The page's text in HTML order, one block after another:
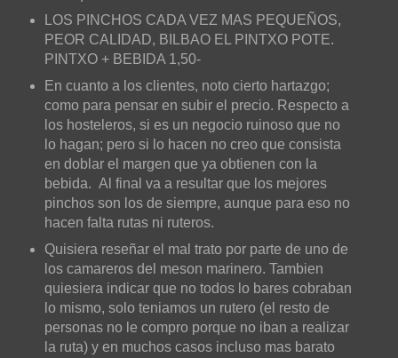
LOS PINCHOS CADA VEZ MAS PEQUEÑOS,
PEOR CALIDAD, BILBAO EL PINTXO POTE.
PINTXO + BEBIDA 1,50-
En cuanto a los clientes, noto cierto hartazgo;
como para pensar en subir el precio. Respecto a
los hosteleros, si es un negocio ruinoso que no
lo hagan; pero si lo hacen no creo que consista
en doblar el margen que ya obtienen con la
bebida. Al final va a resultar que los mejores
pinchos son los de siempre, aunque para eso no
hacen falta rutas ni ruteros.
Quisiera reseñar el mal trato por parte de uno de
los camareros del meson marinero. Tambien
quiesiera indicar que no todos lo bares cobraban
lo mismo, solo teniamos un rutero (el resto de
personas no le compro porque no iban a realizar
la ruta) y en muchos casos incluso mas barato